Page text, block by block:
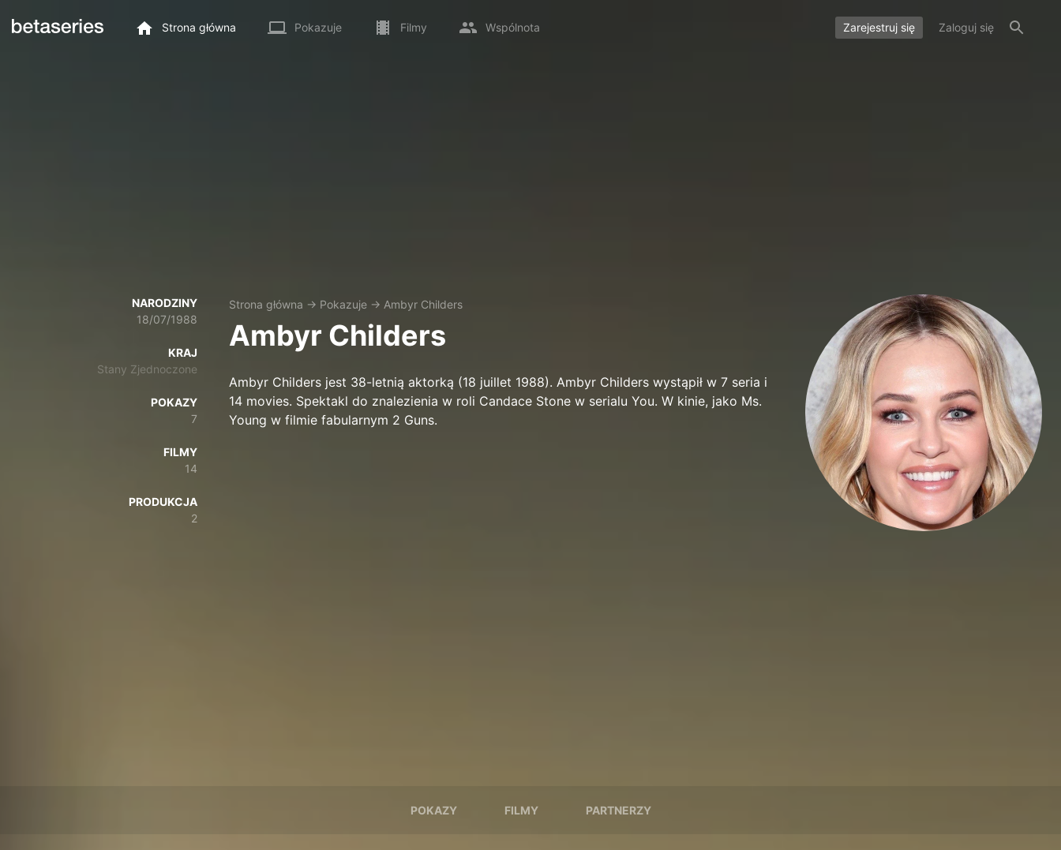
Strona główna Pokazuje Filmy Wspólnota Zarejestruj się Zaloguj się
NARODZINY
18/07/1988
KRAJ
Stany Zjednoczone
POKAZY
7
FILMY
14
PRODUKCJA
2
Strona główna → Pokazuje → Ambyr Childers
Ambyr Childers
Ambyr Childers jest 38-letnią aktorką (18 juillet 1988). Ambyr Childers wystąpił w 7 seria i
14 movies. Spektakl do znalezienia w roli Candace Stone w serialu You. W kinie, jako Ms.
Young w filmie fabularnym 2 Guns.
POKAZY FILMY PARTNERZY